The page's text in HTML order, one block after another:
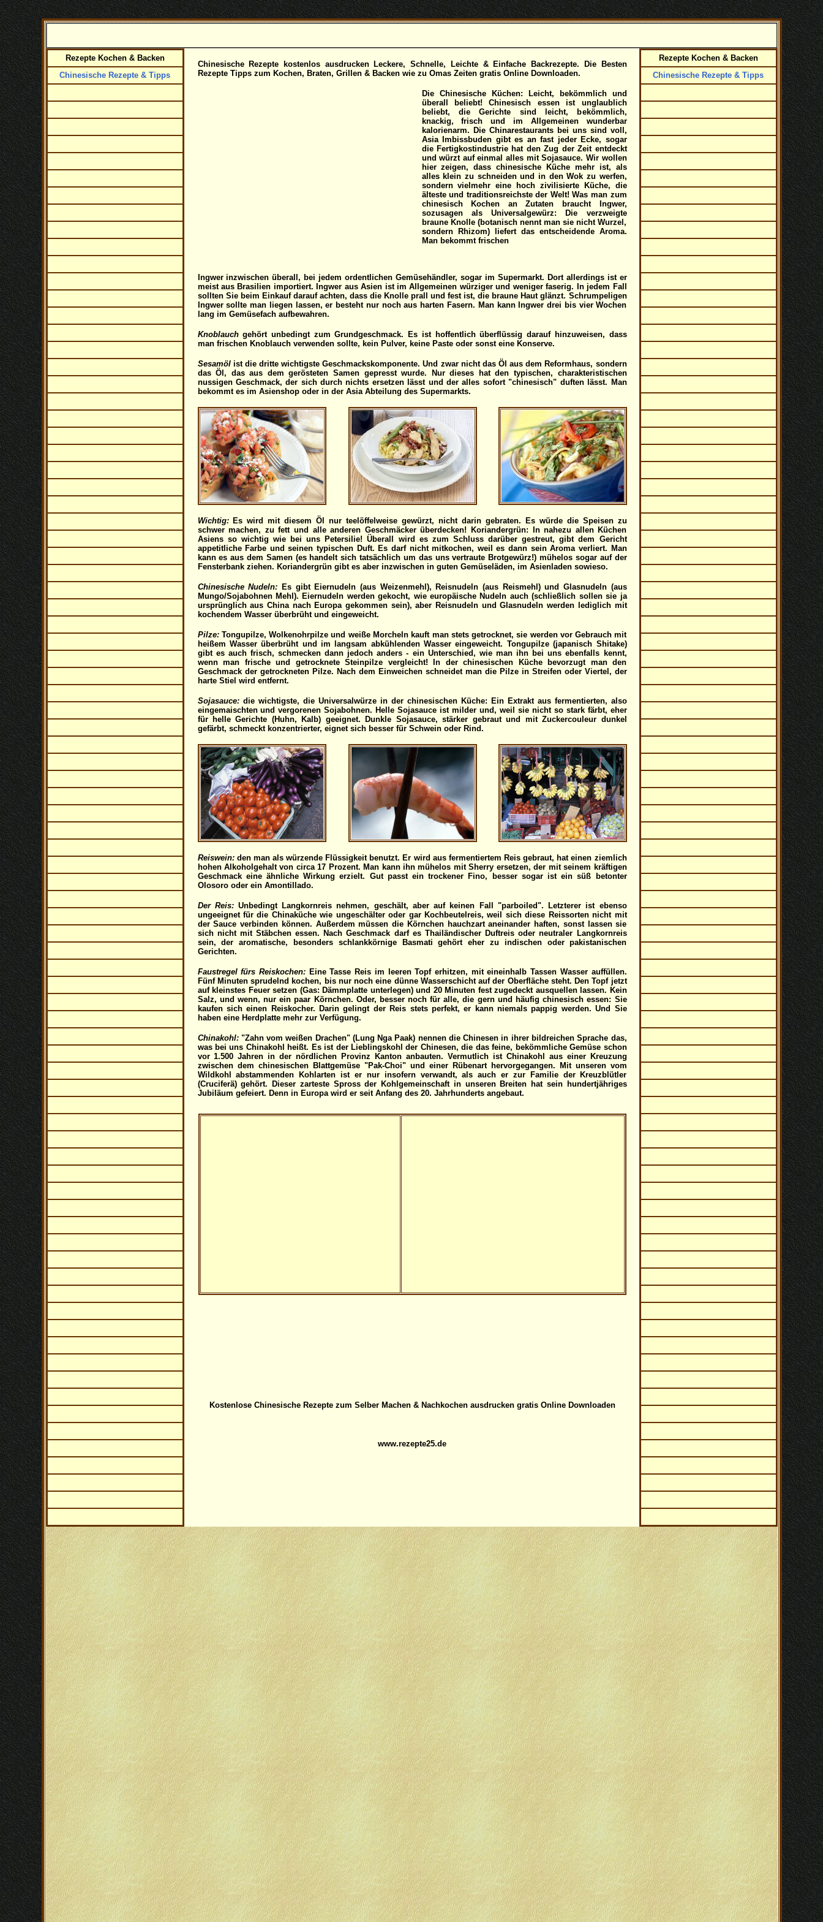
Rezepte Kochen & Backen
Chinesische Rezepte & Tipps
ChinesischeRezepte kostenlos ausdrucken Leckere, Schnelle, Leichte & Einfache Backrezepte. Die Besten
Rezepte Tipps zum Kochen, Braten, Grillen & Backen wie zu Omas Zeiten gratis Online Downloaden.
Die Chinesische Küchen: Leicht, bekömmlich und
überall beliebt! Chinesisch essen ist unglaublich
beliebt, die Gerichte sind leicht, bekömmlich,
knackig, frisch und im Allgemeinen wunderbar
kalorienarm. Die Chinarestaurants bei uns sind voll,
Asia Imbissbuden gibt es an fast jeder Ecke, sogar
die Fertigkostindustrie hat den Zug der Zeit entdeckt
und würzt auf einmal alles mit Sojasauce. Wir wollen
hier zeigen, dass chinesische Küche mehr ist, als
alles klein zu schneiden und in den Wok zu werfen,
sondern vielmehr eine hoch zivilisierte Küche, die
älteste und traditionsreichste der Welt! Was man zum
chinesisch Kochen an Zutaten braucht Ingwer,
sozusagen als Universalgewürz: Die verzweigte
braune Knolle (botanisch nennt man sie nicht Wurzel,
sondern Rhizom) liefert das entscheidende Aroma.
Man bekommt frischen
Ingwer inzwischen überall, bei jedem ordentlichen Gemüsehändler, sogar im Supermarkt. Dort allerdings ist er
meist aus Brasilien importiert. Ingwer aus Asien ist im Allgemeinen würziger und weniger faserig. In jedem Fall
sollten Sie beim Einkauf darauf achten, dass die Knolle prall und fest ist, die braune Haut glänzt. Schrumpeligen
Ingwer sollte man liegen lassen, er besteht nur noch aus harten Fasern. Man kann Ingwer drei bis vier Wochen
lang im Gemüsefach aufbewahren.
Knoblauchgehört unbedingt zum Grundgeschmack. Es ist hoffentlich überflüssig darauf hinzuweisen, dass
man frischen Knoblauch verwenden sollte, kein Pulver, keine Paste oder sonst eine Konserve.
Sesamölist die dritte wichtigste Geschmackskomponente. Und zwar nicht das Öl aus dem Reformhaus, sondern
das Öl, das aus dem gerösteten Samen gepresst wurde. Nur dieses hat den typischen, charakteristischen
nussigen Geschmack, der sich durch nichts ersetzen lässt und der alles sofort "chinesisch" duften lässt. Man
bekommt es im Asienshop oder in der Asia Abteilung des Supermarkts.
Wichtig:Es wird mit diesem Öl nur teelöffelweise gewürzt, nicht darin gebraten. Es würde die Speisen zu
schwer machen, zu fett und alle anderen Geschmäcker überdecken! Koriandergrün: In nahezu allen Küchen
Asiens so wichtig wie bei uns Petersilie! Überall wird es zum Schluss darüber gestreut, gibt dem Gericht
appetitliche Farbe und seinen typischen Duft. Es darf nicht mitkochen, weil es dann sein Aroma verliert. Man
kann es aus dem Samen (es handelt sich tatsächlich um das uns vertraute Brotgewürz!) mühelos sogar auf der
Fensterbank ziehen. Koriandergrün gibt es aber inzwischen in guten Gemüseläden, im Asienladen sowieso.
Chinesische Nudeln: Es gibt Eiernudeln (aus Weizenmehl), Reisnudeln (aus Reismehl) und Glasnudeln (aus
Mungo/Sojabohnen Mehl). Eiernudeln werden gekocht, wie europäische Nudeln auch (schließlich sollen sie ja
ursprünglich aus China nach Europa gekommen sein), aber Reisnudeln und Glasnudeln werden lediglich mit
kochendem Wasser überbrüht und eingeweicht.
Pilze:Tongupilze, Wolkenohrpilze und weiße Morcheln kauft man stets getrocknet, sie werden vor Gebrauch mit
heißem Wasser überbrüht und im langsam abkühlenden Wasser eingeweicht. Tongupilze (japanisch Shitake)
gibt es auch frisch, schmecken dann jedoch anders - ein Unterschied, wie man ihn bei uns ebenfalls kennt,
wenn man frische und getrocknete Steinpilze vergleicht! In der chinesischen Küche bevorzugt man den
Geschmack der getrockneten Pilze. Nach dem Einweichen schneidet man die Pilze in Streifen oder Viertel, der
harte Stiel wird entfernt.
Sojasauce:die wichtigste, die Universalwürze in der chinesischen Küche: Ein Extrakt aus fermentierten, also
eingemaischten und vergorenen Sojabohnen. Helle Sojasauce ist milder und, weil sie nicht so stark färbt, eher
für helle Gerichte (Huhn, Kalb) geeignet. Dunkle Sojasauce, stärker gebraut und mit Zuckercouleur dunkel
gefärbt, schmeckt konzentrierter, eignet sich besser für Schwein oder Rind.
Reiswein:den man als würzende Flüssigkeit benutzt. Er wird aus fermentiertem Reis gebraut, hat einen ziemlich
hohen Alkoholgehalt von circa 17 Prozent. Man kann ihn mühelos mit Sherry ersetzen, der mit seinem kräftigen
Geschmack eine ähnliche Wirkung erzielt. Gut passt ein trockener Fino, besser sogar ist ein süß betonter
Olosoro oder ein Amontillado.
Der Reis:Unbedingt Langkornreis nehmen, geschält, aber auf keinen Fall "parboiled". Letzterer ist ebenso
ungeeignet für die Chinaküche wie ungeschälter oder gar Kochbeutelreis, weil sich diese Reissorten nicht mit
der Sauce verbinden können. Außerdem müssen die Körnchen hauchzart aneinander haften, sonst lassen sie
sich nicht mit Stäbchen essen. Nach Geschmack darf es Thailändischer Duftreis oder neutraler Langkornreis
sein, der aromatische, besonders schlankkörnige Basmati gehört eher zu indischen oder pakistanischen
Gerichten.
Faustregel fürs Reiskochen:Eine Tasse Reis im leeren Topf erhitzen, mit eineinhalb Tassen Wasser auffüllen.
Fünf Minuten sprudelnd kochen, bis nur noch eine dünne Wasserschicht auf der Oberfläche steht. Den Topf jetzt
auf kleinstes Feuer setzen (Gas: Dämmplatte unterlegen) und 20 Minuten fest zugedeckt ausquellen lassen. Kein
Salz, und wenn, nur ein paar Körnchen. Oder, besser noch für alle, die gern und häufig chinesisch essen: Sie
kaufen sich einen Reiskocher. Darin gelingt der Reis stets perfekt, er kann niemals pappig werden. Und Sie
haben eine Herdplatte mehr zur Verfügung.
Chinakohl:"Zahn vom weißen Drachen" (Lung Nga Paak) nennen die Chinesen in ihrer bildreichen Sprache das,
was bei uns Chinakohl heißt. Es ist der Lieblingskohl der Chinesen, die das feine, bekömmliche Gemüse schon
vor 1.500 Jahren in der nördlichen Provinz Kanton anbauten. Vermutlich ist Chinakohl aus einer Kreuzung
zwischen dem chinesischen Blattgemüse "Pak-Choi" und einer Rübenart hervorgegangen. Mit unseren vom
Wildkohl abstammenden Kohlarten ist er nur insofern verwandt, als auch er zur Familie der Kreuzblütler
(Cruciferä) gehört. Dieser zarteste Spross der Kohlgemeinschaft in unseren Breiten hat sein hundertjähriges
Jubiläum gefeiert. Denn in Europa wird er seit Anfang des 20. Jahrhunderts angebaut.
Kostenlose Chinesische Rezepte zum Selber Machen & Nachkochen ausdrucken gratis Online Downloaden
www.rezepte25.de
Rezepte Kochen & Backen
Chinesische Rezepte & Tipps